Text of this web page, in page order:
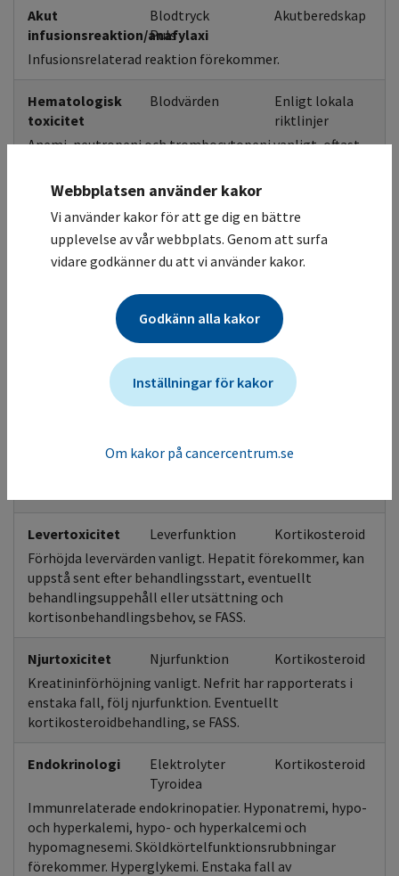
Akut
infusionsreaktion/anafylaxi
Blodtryck
Akutberedskap
Puls
Infusionsrelaterad reaktion förekommer.
Hematologisk
toxicitet
Blodvärden
Enligt lokala
riktlinjer
Anemi, neutropeni och trombocytopeni vanligt, oftast
Andnöd och hosta vanligt. Övre luftvägsinfektion och
lunginflammation förekommer. Pneumonit
förekommer, kan uppstå sent efter behandlingsstart,
eller utsättning och kortisonbehandlingsbehov, se
Gastrointestinal
Kortikosteroid
förekommer, kan uppstå sent efter behandlingsstart,
Levertoxicitet Leverfunktion
Kortikosteroid
Förhöjda levervärden vanligt. Hepatit förekommer, kan
uppstå sent efter behandlingsstart, eventuellt
behandlingsuppehåll eller utsättning och
kortisonbehandlingsbehov, se FASS.
Njurtoxicitet Njurfunktion
Kortikosteroid
Kreatininförhöjning vanligt. Nefrit har rapporterats i
enstaka fall, följ njurfunktion. Eventuellt
kortikosteroidbehandling, se FASS.
Endokrinologi Elektrolyter
Kortikosteroid
Tyroidea
Immunrelaterade endokrinopatier. Hyponatremi, hypo-
och hyperkalemi, hypo- och hyperkalcemi och
hypomagnesemi. Sköldkörtelfunktionsrubbningar
förekommer. Hyperglykemi. Enstaka fall av
Webbplatsen använder kakor
Vi använder kakor för att ge dig en bättre
upplevelse av vår webbplats. Genom att surfa
vidare godkänner du att vi använder kakor.
Godkänn alla kakor
Inställningar för kakor
Om kakor på cancercentrum.se